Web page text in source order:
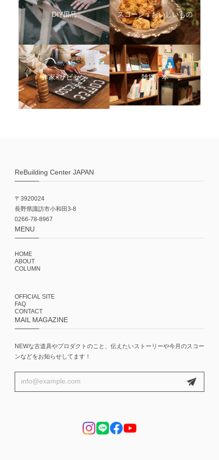
DIY用品 スコーン・おいしいもの
作家×リビセン 雑貨・本
ReBuilding Center JAPAN
〒3920024
長野県諏訪市小和田3-8
0266-78-8967
MENU
HOME
ABOUT
COLUMN
OFFICIAL SITE
FAQ
CONTACT
MAIL MAGAZINE
NEWな古道具やプロダクトのこと、伝えたいストーリーや今月のスコー
ンなどをお知らせしてます！